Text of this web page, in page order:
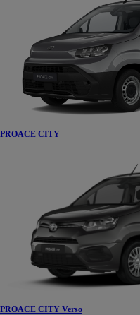
PROACE CITY
PROACE CITY Verso